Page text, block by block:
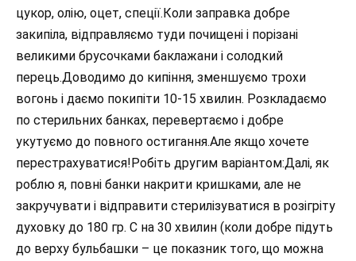
цукор, олію, оцет, спеції.Коли заправка добре
закипіла, відправляємо туди почищені і порізані
великими брусочками баклажани і солодкий
перець.Доводимо до кипіння, зменшуємо трохи
вогонь і даємо покипіти 10-15 хвилин. Розкладаємо
по стерильних банках, перевертаємо і добре
укутуємо до повного остигання.Але якщо хочете
перестрахуватися!Робіть другим варіантом:Далі, як
роблю я, повні банки накрити кришками, але не
закручувати і відправити стерилізуватися в розігріту
духовку до 180 гр. С на 30 хвилин (коли добре підуть
до верху бульбашки – це показник того, що можна